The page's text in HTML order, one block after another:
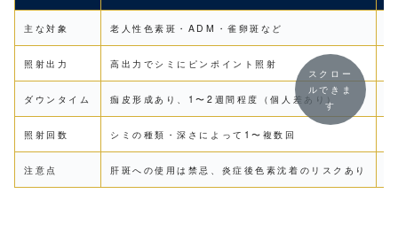
主な対象 老人性色素斑・ADM・雀卵斑など
照射出力 高出力でシミにピンポイント照射
ダウンタイム 痂皮形成あり、1〜2週間程度（個人差あり）
照射回数 シミの種類・深さによって1〜複数回
注意点 肝斑への使用は禁忌、炎症後色素沈着のリスクあり
スクロー
ルできま
す